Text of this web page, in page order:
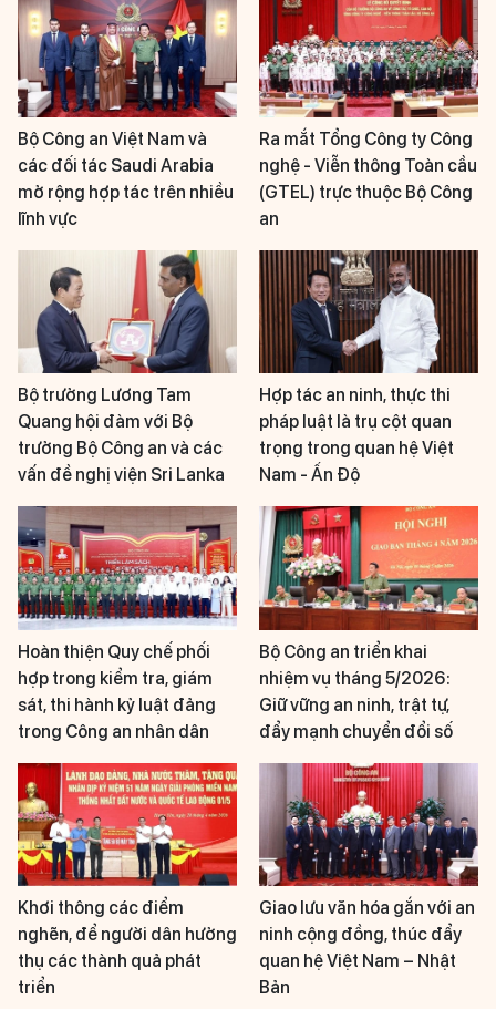
Bộ Công an Việt Nam và
các đối tác Saudi Arabia
mở rộng hợp tác trên nhiều
lĩnh vực
Ra mắt Tổng Công ty Công
nghệ - Viễn thông Toàn cầu
(GTEL) trực thuộc Bộ Công
an
Bộ trưởng Lương Tam
Quang hội đàm với Bộ
trưởng Bộ Công an và các
vấn đề nghị viện Sri Lanka
Hợp tác an ninh, thực thi
pháp luật là trụ cột quan
trọng trong quan hệ Việt
Nam - Ấn Độ
Hoàn thiện Quy chế phối
hợp trong kiểm tra, giám
sát, thi hành kỷ luật đảng
trong Công an nhân dân
Bộ Công an triển khai
nhiệm vụ tháng 5/2026:
Giữ vững an ninh, trật tự,
đẩy mạnh chuyển đổi số
Khơi thông các điểm
nghẽn, để người dân hưởng
thụ các thành quả phát
triển
Giao lưu văn hóa gắn với an
ninh cộng đồng, thúc đẩy
quan hệ Việt Nam – Nhật
Bản